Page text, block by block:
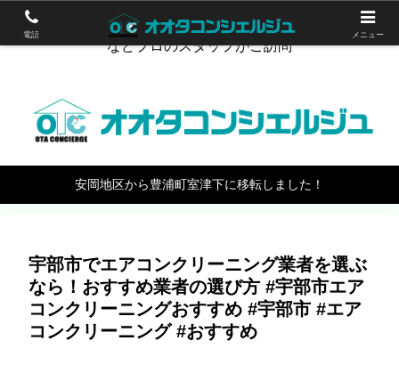
下関のハウスクリーニング。エアコン掃除やワックスがけ
などプロのスタッフがご訪問
安岡地区から豊浦町室津下に移転しました！
宇部市でエアコンクリーニング業者を選ぶ
なら！おすすめ業者の選び方 #宇部市エア
コンクリーニングおすすめ #宇部市 #エア
コンクリーニング #おすすめ
電話 メニュー